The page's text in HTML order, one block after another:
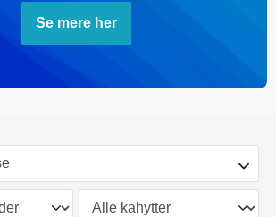
Se mere her